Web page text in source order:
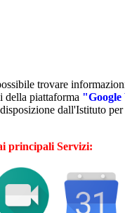
trovare
della piattaforma
dall'Istituto
principali Servizi: